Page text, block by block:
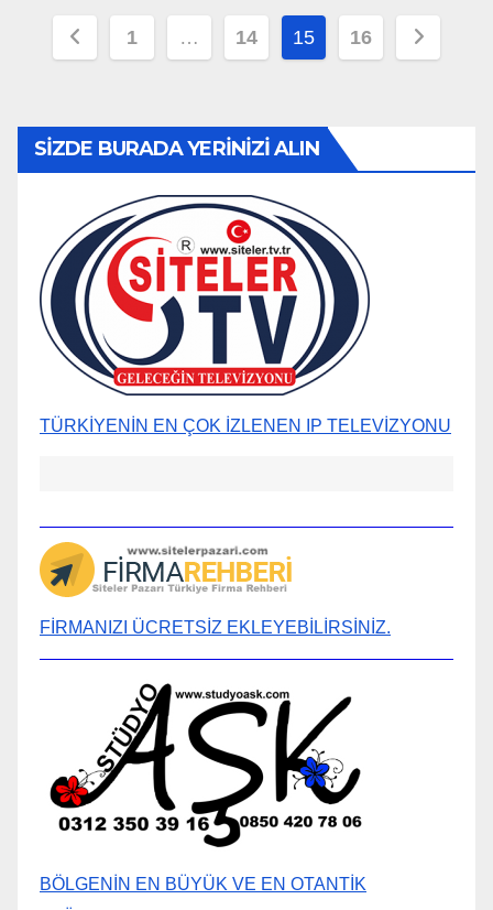
Yazı
1 … 14 15 16
SİZDE BURADA YERİNİZİ ALIN
TÜRKİYENİN EN ÇOK İZLENEN IP TELEVİZYONU
FİRMANIZI ÜCRETSİZ EKLEYEBİLİRSİNİZ.
BÖLGENİN EN BÜYÜK VE EN OTANTİK